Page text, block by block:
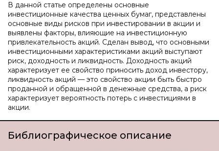
В данной статье определены основные
инвестиционные качества ценных бумаг, представлены
основные виды рисков при инвестировании в акции и
выявлены факторы, влияющие на инвестиционную
привлекательность акций. Сделан вывод, что основными
инвестиционными характеристиками акций выступают
риск, доходность и ликвидность. Доходность акций
характеризует ее свойство приносить доход инвестору,
ликвидность акций — это свойство акции быть быстро
проданной и обращенной в денежные средства, а риск
характеризует вероятность потерь с инвестициями в
акции.
Библиографическое описание